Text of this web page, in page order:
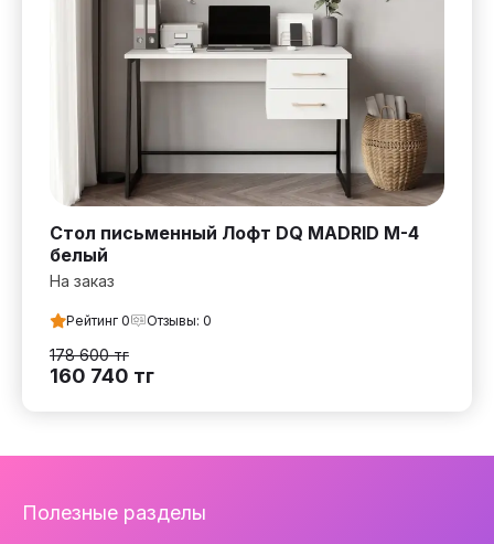
Стол письменный Лофт DQ MADRID М-4
белый
На заказ
Рейтинг 0 Отзывы: 0
178 600тг
160 740 тг
Навигация
Полезные разделы